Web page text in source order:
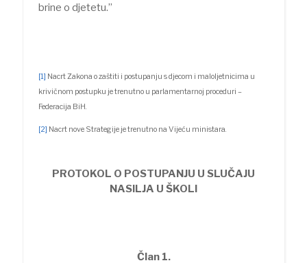
brine o djetetu.”
[1] Nacrt Zakona o zaštiti i postupanju s djecom i maloljetnicima u
krivičnom postupku je trenutno u parlamentarnoj proceduri –
Federacija BiH.
[2] Nacrt nove Strategije je trenutno na Vijeću ministara.
PROTOKOL O POSTUPANJU U SLUČAJU
NASILJA U ŠKOLI
Član 1.